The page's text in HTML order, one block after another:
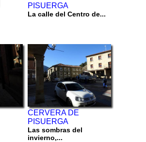
PISUERGA
La calle del Centro de...
CERVERA DE
PISUERGA
Las sombras del
invierno,...